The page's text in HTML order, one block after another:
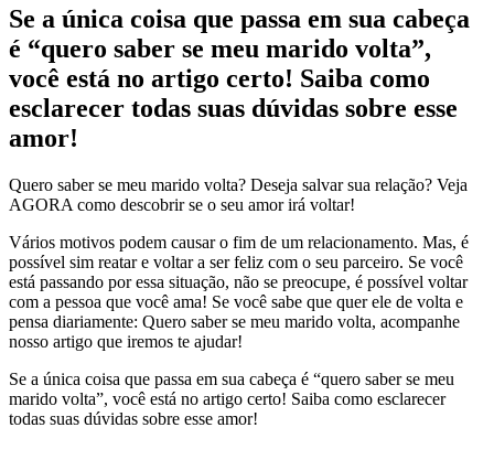
Se a única coisa que passa em sua cabeça
é “quero saber se meu marido volta”,
você está no artigo certo! Saiba como
esclarecer todas suas dúvidas sobre esse
amor!
Quero saber se meu marido volta? Deseja salvar sua relação? Veja
AGORA como descobrir se o seu amor irá voltar!
Vários motivos podem causar o fim de um relacionamento. Mas, é
possível sim reatar e voltar a ser feliz com o seu parceiro. Se você
está passando por essa situação, não se preocupe, é possível voltar
com a pessoa que você ama! Se você sabe que quer ele de volta e
pensa diariamente: Quero saber se meu marido volta, acompanhe
nosso artigo que iremos te ajudar!
Se a única coisa que passa em sua cabeça é “quero saber se meu
marido volta”, você está no artigo certo! Saiba como esclarecer
todas suas dúvidas sobre esse amor!